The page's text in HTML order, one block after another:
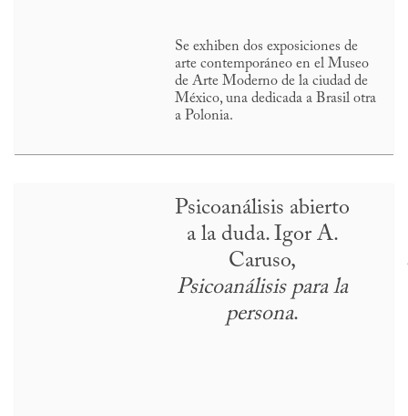
Se exhiben dos exposiciones de
arte contemporáneo en el Museo
de Arte Moderno de la ciudad de
México, una dedicada a Brasil otra
a Polonia.
Psicoanálisis abierto
a la duda. Igor A.
Caruso,
Psicoanálisis para la
persona.